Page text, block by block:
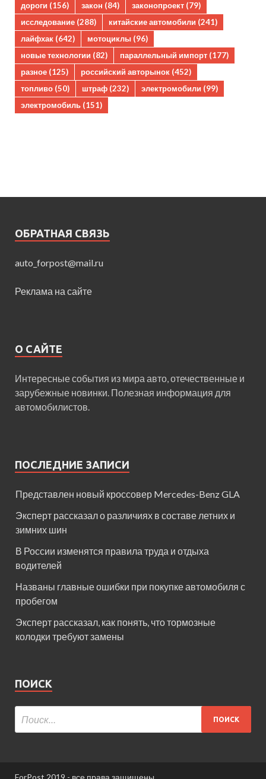
дороги (156) закон (84) законопроект (79)
исследование (288) китайские автомобили (241)
лайфхак (642) мотоциклы (96)
новые технологии (82) параллельный импорт (177)
разное (125) российский авторынок (452)
топливо (50) штраф (232) электромобили (99)
электромобиль (151)
ОБРАТНАЯ СВЯЗЬ
auto_forpost@mail.ru
Реклама на сайте
О САЙТЕ
Интересные события из мира авто, отечественные и
зарубежные новинки. Полезная информация для
автомобилистов.
ПОСЛЕДНИЕ ЗАПИСИ
Представлен новый кроссовер Mercedes-Benz GLA
Эксперт рассказал о различиях в составе летних и
зимних шин
В России изменятся правила труда и отдыха
водителей
Названы главные ошибки при покупке автомобиля с
пробегом
Эксперт рассказал, как понять, что тормозные
колодки требуют замены
ПОИСК